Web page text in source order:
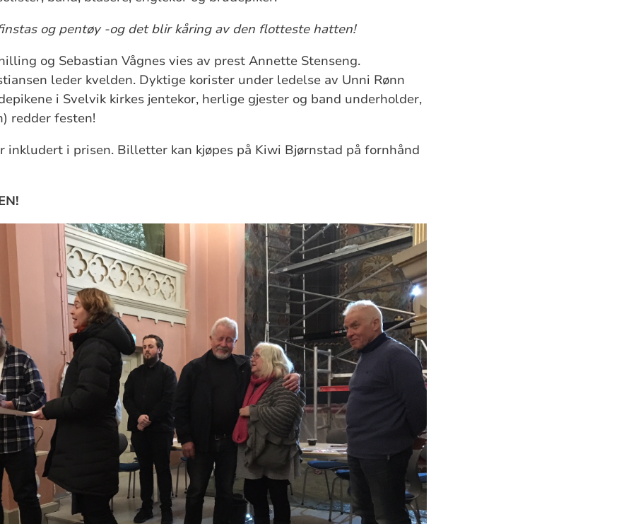
og pentøy -og det blir kåring av den flotteste hatten!
og Sebastian Vågnes vies av prest Annette Stenseng.
leder kvelden. Dyktige korister under ledelse av Unni Rønn
i Svelvik kirkes jentekor, herlige gjester og band underholder,
redder festen!
inkludert i prisen. Billetter kan kjøpes på Kiwi Bjørnstad på fornhånd